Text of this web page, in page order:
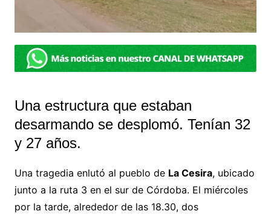
Una estructura que estaban
desarmando se desplomó. Tenían 32
y 27 años.
Una tragedia enlutó al pueblo de La Cesira, ubicado
junto a la ruta 3 en el sur de Córdoba. El miércoles
por la tarde, alrededor de las 18.30, dos